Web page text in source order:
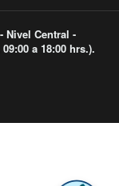
Nivel Central -
a 18:00 hrs.).